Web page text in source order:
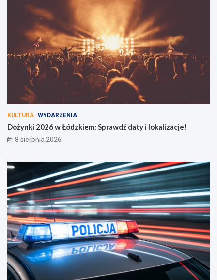
KULTURA WYDARZENIA
Dożynki 2026 w Łódzkiem: Sprawdź daty i lokalizacje!
8 sierpnia 2026